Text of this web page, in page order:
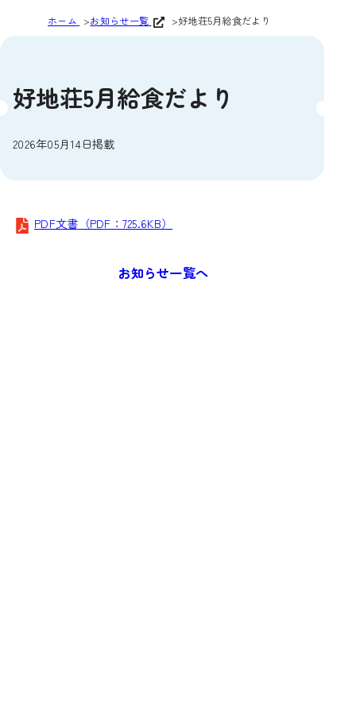
ホーム お知らせ一覧 好地荘5月給食だより
好地荘5月給食だより
2026年05月14日掲載
PDF文書 （PDF：725.6KB）
お知らせ一覧へ